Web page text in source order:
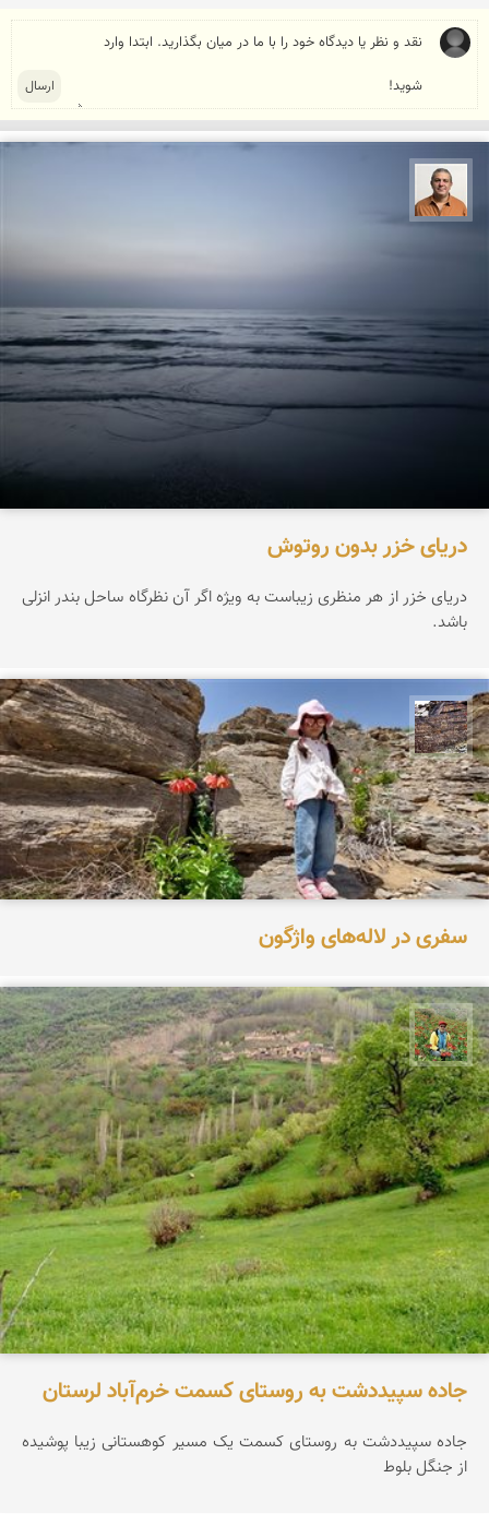
دریای خزر بدون روتوش
دریای خزر از هر منظری زیباست به ویژه اگر آن نظرگاه ساحل بندر انزلی
باشد.
محمد ناصری فرد
سفری در لاله‌های واژگون
اسفندیار خدایی
جاده سپیددشت به روستای کسمت خرم‌آباد لرستان
جاده سپیددشت به روستای کسمت یک مسیر کوهستانی زیبا پوشیده
از جنگل بلوط